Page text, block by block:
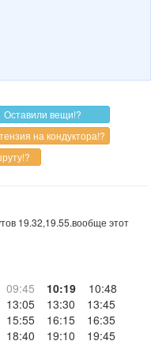
19.32,19.55.вообще этот
09:45 10:19
10:48
13:05 13:30
13:45
15:55 16:15
16:35
18:40 19:10
19:45